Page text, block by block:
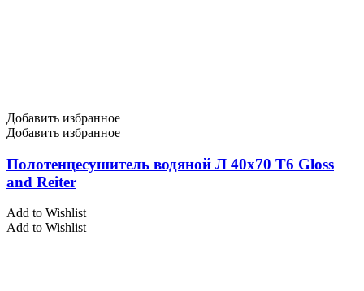
Добавить избранное
Добавить избранное
Полотенцесушитель водяной Л 40х70 Т6 Gloss
and Reiter
Add to Wishlist
Add to Wishlist